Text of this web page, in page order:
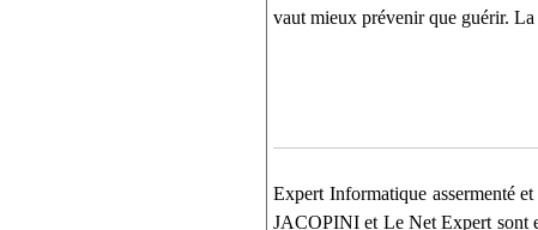
vaut mieux prévenir que guérir. La
Expert Informatique assermenté
JACOPINI et Le Net Expert sont